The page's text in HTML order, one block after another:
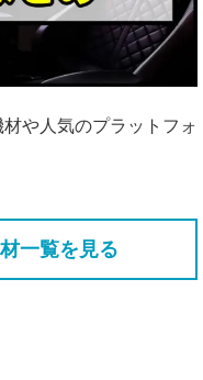
や人気のプラットフォ
一覧を見る